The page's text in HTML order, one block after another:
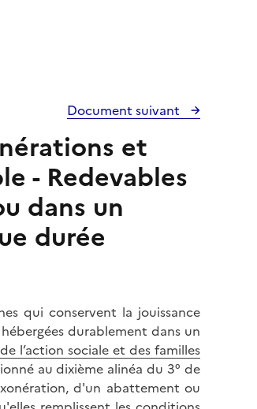
Document suivant
et
- Redevables
dans un
durée
qui conservent la jouissance
durablement dans un
l’action sociale et des familles
au dixième alinéa du 3° de
d'un abattement ou